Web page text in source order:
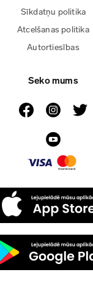
Sīkdatņu politika
Atcelšanas politika
Autortiesības
Seko mums